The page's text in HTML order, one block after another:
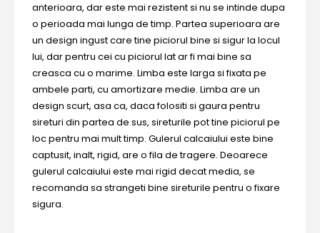
anterioara, dar este mai rezistent si nu se intinde dupa
o perioada mai lunga de timp. Partea superioara are
un design ingust care tine piciorul bine si sigur la locul
lui, dar pentru cei cu piciorul lat ar fi mai bine sa
creasca cu o marime. Limba este larga si fixata pe
ambele parti, cu amortizare medie. Limba are un
design scurt, asa ca, daca folositi si gaura pentru
sireturi din partea de sus, sireturile pot tine piciorul pe
loc pentru mai mult timp. Gulerul calcaiului este bine
captusit, inalt, rigid, are o fila de tragere. Deoarece
gulerul calcaiului este mai rigid decat media, se
recomanda sa strangeti bine sireturile pentru o fixare
sigura.